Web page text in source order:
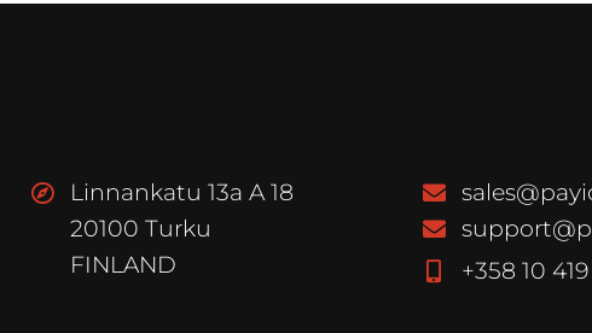
Linnankatu 13a A 18
20100 Turku
FINLAND
+358 10